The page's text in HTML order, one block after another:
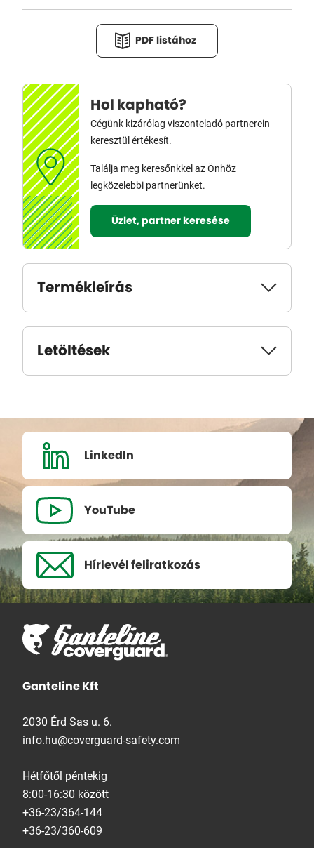
PDF listához
Hol kapható?
Cégünk kizárólag viszonteladó partnerein
keresztül értékesít.
Találja meg keresőnkkel az Önhöz
legközelebbi partnerünket.
Üzlet, partner keresése
Termékleírás
Letöltések
LinkedIn
YouTube
Hírlevél feliratkozás
Ganteline Kft
2030 Érd Sas u. 6.
info.hu@coverguard-safety.com
Hétfőtől péntekig
8:00-16:30 között
+36-23/364-144
+36-23/360-609